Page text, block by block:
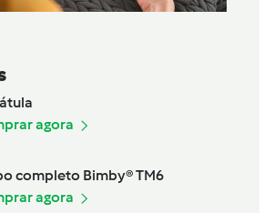
agora
completo Bimby® TM6
agora